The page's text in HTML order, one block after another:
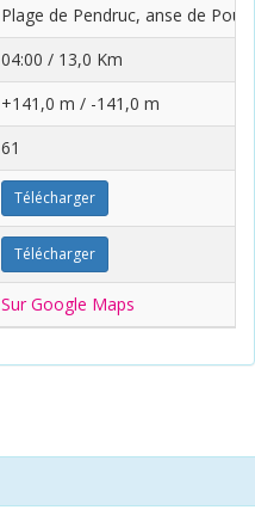
Plage de Pendruc, anse de
04:00 / 13,0 Km
+141,0 m / -141,0 m
61
Télécharger
Télécharger
Sur Google Maps